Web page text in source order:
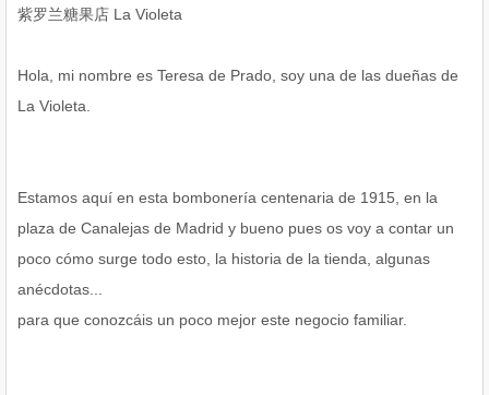
紫罗兰糖果店 La Violeta
Hola, mi nombre es Teresa de Prado, soy una de las dueñas de
La Violeta.
Estamos aquí en esta bombonería centenaria de 1915, en la
plaza de Canalejas de Madrid y bueno pues os voy a contar un
poco cómo surge todo esto, la historia de la tienda, algunas
anécdotas...
para que conozcáis un poco mejor este negocio familiar.